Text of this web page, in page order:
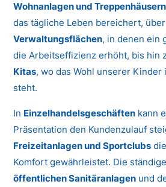
Wohnanlagen und Treppenhäusern
das tägliche Leben bereichert, über
Verwaltungsflächen, in denen ein
die Arbeitseffizienz erhöht, bis hin
Kitas, wo das Wohl unserer Kinder
steht.
In Einzelhandelsgeschäften kann
Präsentation den Kundenzulauf
Freizeitanlagen und Sportclubs
Komfort gewährleistet. Die
öffentlichen Sanitäranlagen und